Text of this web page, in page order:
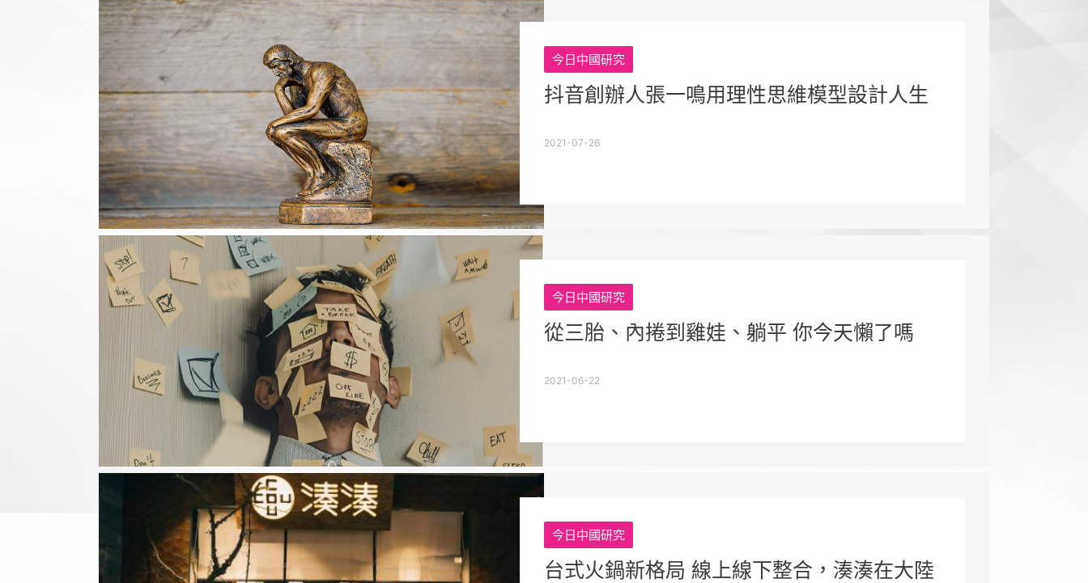
今日中國研究
抖音創辦人張一鳴用理性思維模型設計人生
2021-07-26
今日中國研究
從三胎、內捲到雞娃、躺平 你今天懶了嗎
2021-06-22
今日中國研究
台式火鍋新格局 線上線下整合，湊湊在大陸